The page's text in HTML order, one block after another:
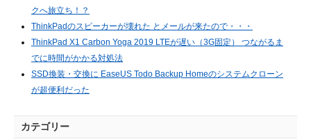
クへ旅立ち！？
ThinkPadのスピーカーが壊れた とメールが来たので・・・
ThinkPad X1 Carbon Yoga 2019 LTEが遅い（3G固定） つながるま
でに時間がかかる対処法
SSD換装・交換に EaseUS Todo Backup Homeのシステムクローン
が超便利だった
カテゴリー